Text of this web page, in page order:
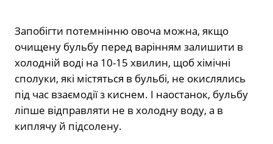
Запобігти потемнінню овоча можна, якщо
очищену бульбу перед варінням залишити в
холодній воді на 10-15 хвилин, щоб хімічні
сполуки, які містяться в бульбі, не окислялись
під час взаємодії з киснем. І наостанок, бульбу
ліпше відправляти не в холодну воду, а в
киплячу й підсолену.